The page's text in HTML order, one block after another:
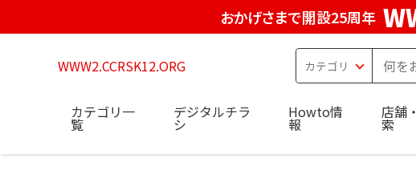
おかげさまで開設25周年
WWW2.CCRSK12.ORG
カテゴリ一
覧
デジタルチラ
シ
Howto情
報
店舗
索